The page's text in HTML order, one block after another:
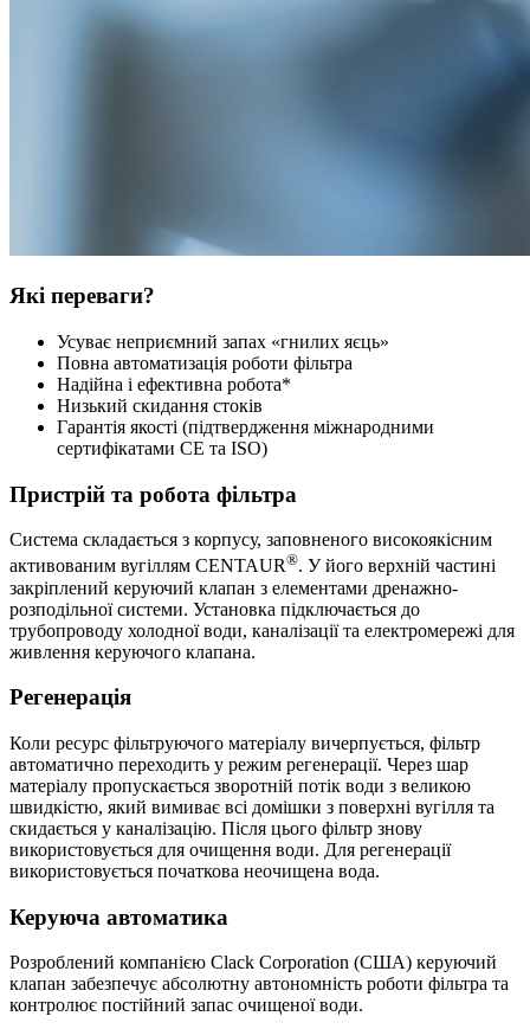
Які переваги?
Усуває неприємний запах «гнилих яєць»
Повна автоматизація роботи фільтра
Надійна і ефективна робота*
Низький скидання стоків
Гарантія якості (підтвердження міжнародними
сертифікатами CE та ISO)
Пристрій та робота фільтра
Система складається з корпусу, заповненого високоякісним
активованим вугіллям CENTAUR®. У його верхній частині
закріплений керуючий клапан з елементами дренажно-
розподільної системи. Установка підключається до
трубопроводу холодної води, каналізації та електромережі для
живлення керуючого клапана.
Регенерація
Коли ресурс фільтруючого матеріалу вичерпується, фільтр
автоматично переходить у режим регенерації. Через шар
матеріалу пропускається зворотній потік води з великою
швидкістю, який вимиває всі домішки з поверхні вугілля та
скидається у каналізацію. Після цього фільтр знову
використовується для очищення води. Для регенерації
використовується початкова неочищена вода.
Керуюча автоматика
Розроблений компанією Clack Corporation (США) керуючий
клапан забезпечує абсолютну автономність роботи фільтра та
контролює постійний запас очищеної води.